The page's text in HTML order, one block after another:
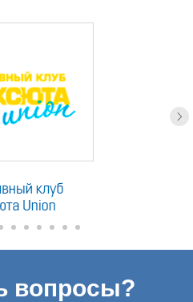
вопросы?